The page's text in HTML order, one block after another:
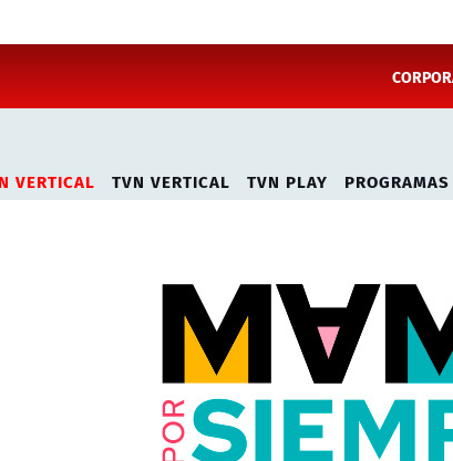
VERTICAL TVN VERTICAL TVN PLAY PROGRAMAS